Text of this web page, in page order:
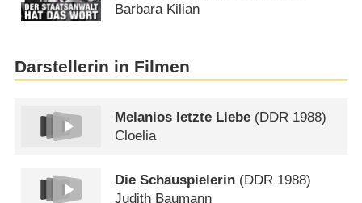
Barbara Kilian
Darstellerin in Filmen
Melanios letzte Liebe (DDR 1988)
Cloelia
Die Schauspielerin (DDR 1988)
Judith Baumann